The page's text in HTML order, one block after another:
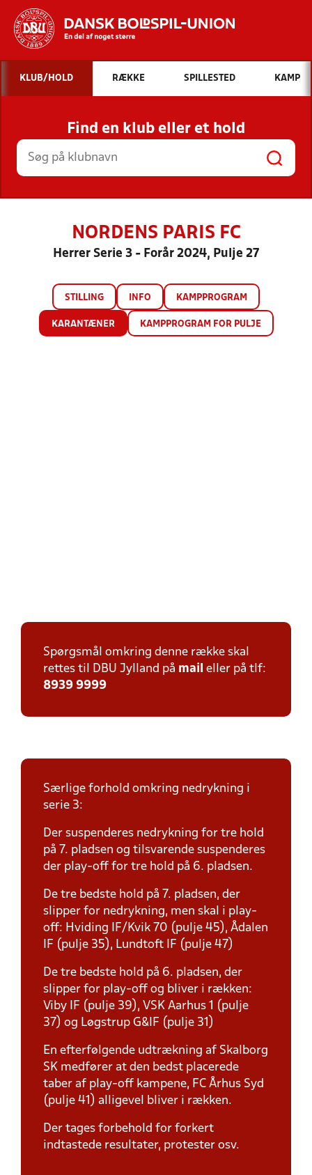
Hvad vil du søge efter?
INDHOLD OG NYHEDER
STILLINGER, RESULTATER, KLUBBER OG
HOLD
KLUB/HOLD RÆKKE SPILLESTED KAMP
Find en klub eller et hold
NORDENS PARIS FC
Herrer Serie 3 - Forår 2024, Pulje 27
STILLING INFO KAMPPROGRAM
KARANTÆNER KAMPPROGRAM FOR PULJE
Spørgsmål omkring denne række skal
rettes til DBU Jylland på mail eller på tlf:
8939 9999
Særlige forhold omkring nedrykning i
serie 3:
Der suspenderes nedrykning for tre hold
på 7. pladsen og tilsvarende suspenderes
der play-off for tre hold på 6. pladsen.
De tre bedste hold på 7. pladsen, der
slipper for nedrykning, men skal i play-
off: Hviding IF/Kvik 70 (pulje 45), Ådalen
IF (pulje 35), Lundtoft IF (pulje 47)
De tre bedste hold på 6. pladsen, der
slipper for play-off og bliver i rækken:
Viby IF (pulje 39), VSK Aarhus 1 (pulje
37) og Løgstrup G&IF (pulje 31)
En efterfølgende udtrækning af Skalborg
SK medfører at den bedst placerede
taber af play-off kampene, FC Århus Syd
(pulje 41) alligevel bliver i rækken.
Der tages forbehold for forkert
indtastede resultater, protester osv.